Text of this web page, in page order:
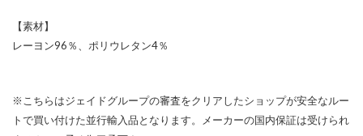
【素材】
レーヨン96％、ポリウレタン4％
※こちらはジェイドグループの審査をクリアしたショップが安全なルー
トで買い付けた並行輸入品となります。メーカーの国内保証は受けられ